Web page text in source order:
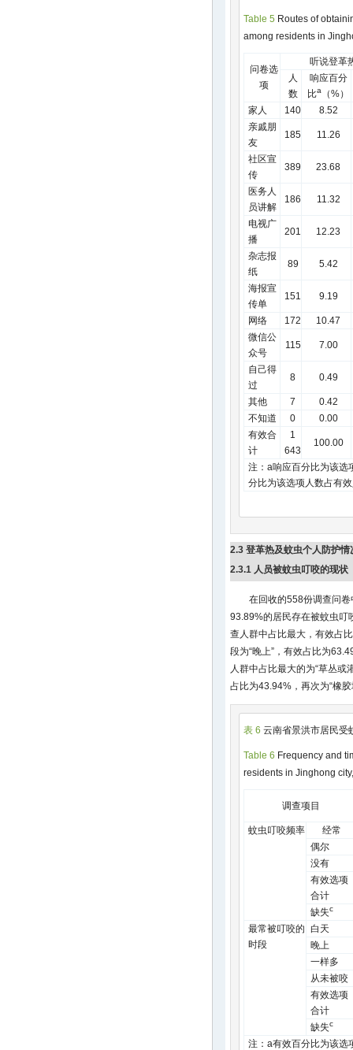
生
及
7 0
40
平
学
中
中
学
以
注：- 无此数据；a因存
值；b因存在期望值< 5
Table 5 Routes of
among residents in
问卷选
项
听说登革
人
数
响应百分
比a
（%）
家人
140
8.52
亲戚朋
友
185 11.26
社区宣
传
389 23.68
医务人
员讲解
186 11.32
电视广
播
201 12.23
杂志报
纸
89 5.42
海报宣
传单
151 9.19
网络 172
10.47
微信公
众号
115 7.00
自己得
过
8 0.49
其他 7
0.42
不知道
0
0.00
有效合
计
1
643
100.00
注：a响应百分比为该选
分比为该选项人数占有
2.3 登革热及蚊虫个人防护情
2.3.1 人员被蚊虫叮咬的现状
在回收的558份调查问
93.89%的居民存在被蚊虫叮
查人群中占比最大，有效占
段为“晚上”，有效占比为
人群中占比最大的为“草丛或
占比为43.94%，再次为“橡
表 6 云南省景洪市居民受
Table 6 Frequency and
residents in Jinghong
调查项目
蚊虫叮咬频率
经常
偶尔
没有
有效选项
合计
缺失c
最常被叮咬的
时段
白天
晚上
一样多
从未被咬
有效选项
合计
缺失c
注：a有效百分比为该选